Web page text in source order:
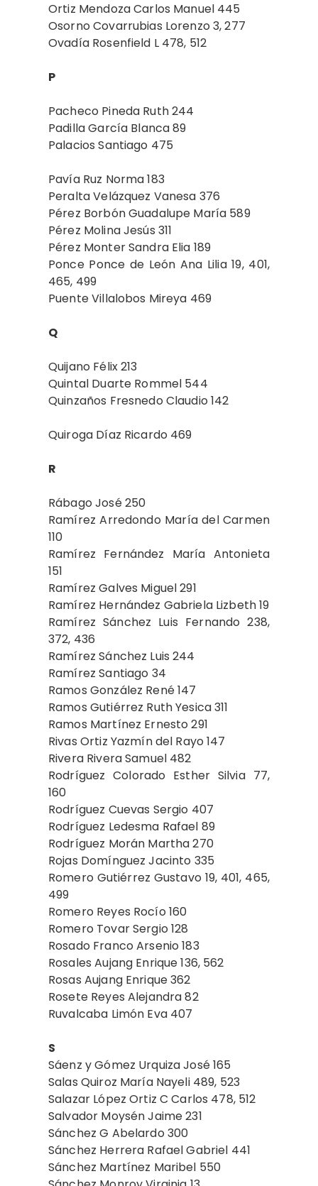
Ortiz Mendoza Carlos Manuel 445
Osorno Covarrubias Lorenzo 3, 277
Ovadía Rosenfield L 478, 512
P
Pacheco Pineda Ruth 244
Padilla García Blanca 89
Palacios Santiago 475
Pavía Ruz Norma 183
Peralta Velázquez Vanesa 376
Pérez Borbón Guadalupe María 589
Pérez Molina Jesús 311
Pérez Monter Sandra Elia 189
Ponce Ponce de León Ana Lilia 19, 401,
465, 499
Puente Villalobos Mireya 469
Q
Quijano Félix 213
Quintal Duarte Rommel 544
Quinzaños Fresnedo Claudio 142
Quiroga Díaz Ricardo 469
R
Rábago José 250
Ramírez Arredondo María del Carmen
110
Ramírez Fernández María Antonieta
151
Ramírez Galves Miguel 291
Ramírez Hernández Gabriela Lizbeth 19
Ramírez Sánchez Luis Fernando 238,
372, 436
Ramírez Sánchez Luis 244
Ramírez Santiago 34
Ramos González René 147
Ramos Gutiérrez Ruth Yesica 311
Ramos Martínez Ernesto 291
Rivas Ortiz Yazmín del Rayo 147
Rivera Rivera Samuel 482
Rodríguez Colorado Esther Silvia 77,
160
Rodríguez Cuevas Sergio 407
Rodríguez Ledesma Rafael 89
Rodríguez Morán Martha 270
Rojas Domínguez Jacinto 335
Romero Gutiérrez Gustavo 19, 401, 465,
499
Romero Reyes Rocío 160
Romero Tovar Sergio 128
Rosado Franco Arsenio 183
Rosales Aujang Enrique 136, 562
Rosas Aujang Enrique 362
Rosete Reyes Alejandra 82
Ruvalcaba Limón Eva 407
S
Sáenz y Gómez Urquiza José 165
Salas Quiroz María Nayeli 489, 523
Salazar López Ortiz C Carlos 478, 512
Salvador Moysén Jaime 231
Sánchez G Abelardo 300
Sánchez Herrera Rafael Gabriel 441
Sánchez Martínez Maribel 550